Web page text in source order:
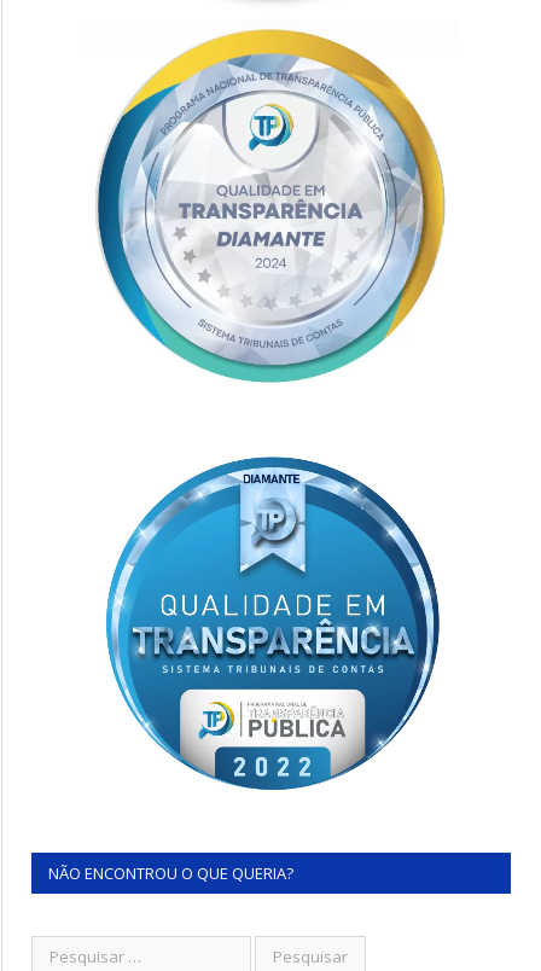
NÃO ENCONTROU O QUE QUERIA?